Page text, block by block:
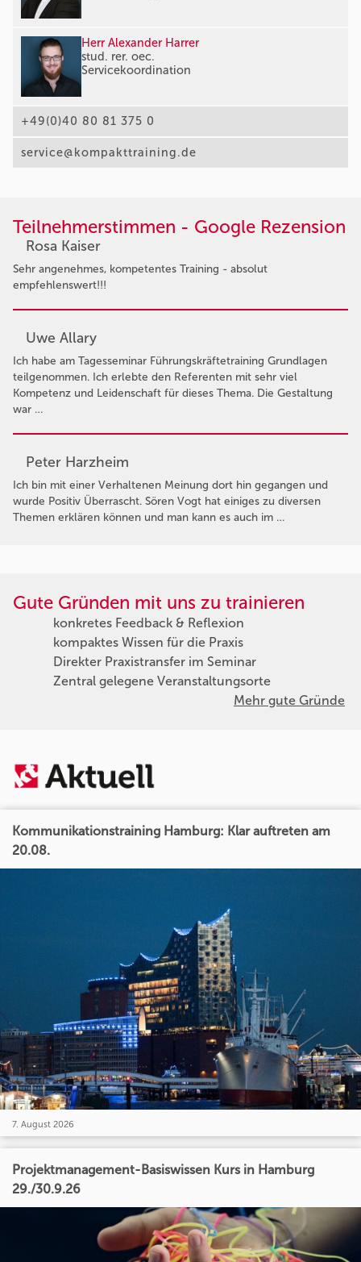
Herr Alexander Harrer
stud. rer. oec.
Servicekoordination
+49(0)40 80 81 375 0
service@kompakttraining.de
Teilnehmerstimmen - Google Rezension
Rosa Kaiser
Sehr angenehmes, kompetentes Training - absolut
empfehlenswert!!!
Uwe Allary
Ich habe am Tagesseminar Führungskräftetraining Grundlagen
teilgenommen. Ich erlebte den Referenten mit sehr viel
Kompetenz und Leidenschaft für dieses Thema. Die Gestaltung
war …
Peter Harzheim
Ich bin mit einer Verhaltenen Meinung dort hin gegangen und
wurde Positiv Überrascht. Sören Vogt hat einiges zu diversen
Themen erklären können und man kann es auch im …
Gute Gründen mit uns zu trainieren
konkretes Feedback & Reflexion
kompaktes Wissen für die Praxis
Direkter Praxistransfer im Seminar
Zentral gelegene Veranstaltungsorte
Mehr gute Gründe
Kommunikationstraining Hamburg: Klar auftreten am
20.08.
7. August 2026
Projektmanagement-Basiswissen Kurs in Hamburg
29./30.9.26